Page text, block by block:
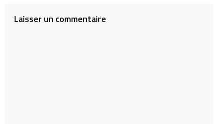
Laisser un commentaire